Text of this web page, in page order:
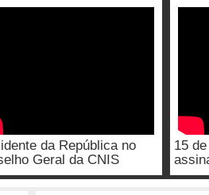
da República no
Geral da CNIS
15